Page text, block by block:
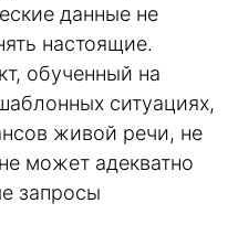
данные не
настоящие.
обученный на
ситуациях,
живой речи, не
может адекватно
запросы